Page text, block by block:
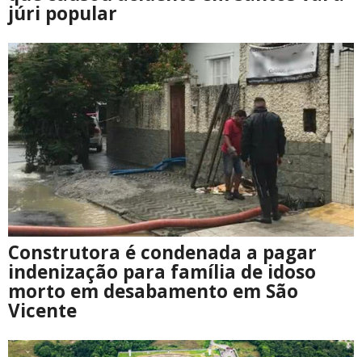
júri popular
Construtora é condenada a pagar
indenização para família de idoso
morto em desabamento em São
Vicente